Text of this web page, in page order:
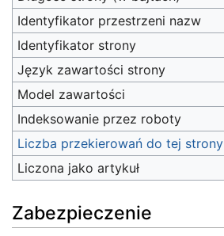
Identyfikator przestrzeni nazw
Identyfikator strony
Język zawartości strony
Model zawartości
Indeksowanie przez roboty
Liczba przekierowań do tej strony
Liczona jako artykuł
Zabezpieczenie